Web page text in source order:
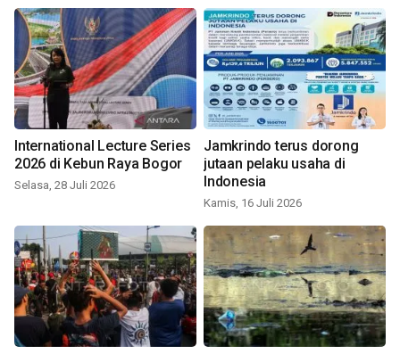
International Lecture Series
2026 di Kebun Raya Bogor
Selasa, 28 Juli 2026
Jamkrindo terus dorong
jutaan pelaku usaha di
Indonesia
Kamis, 16 Juli 2026